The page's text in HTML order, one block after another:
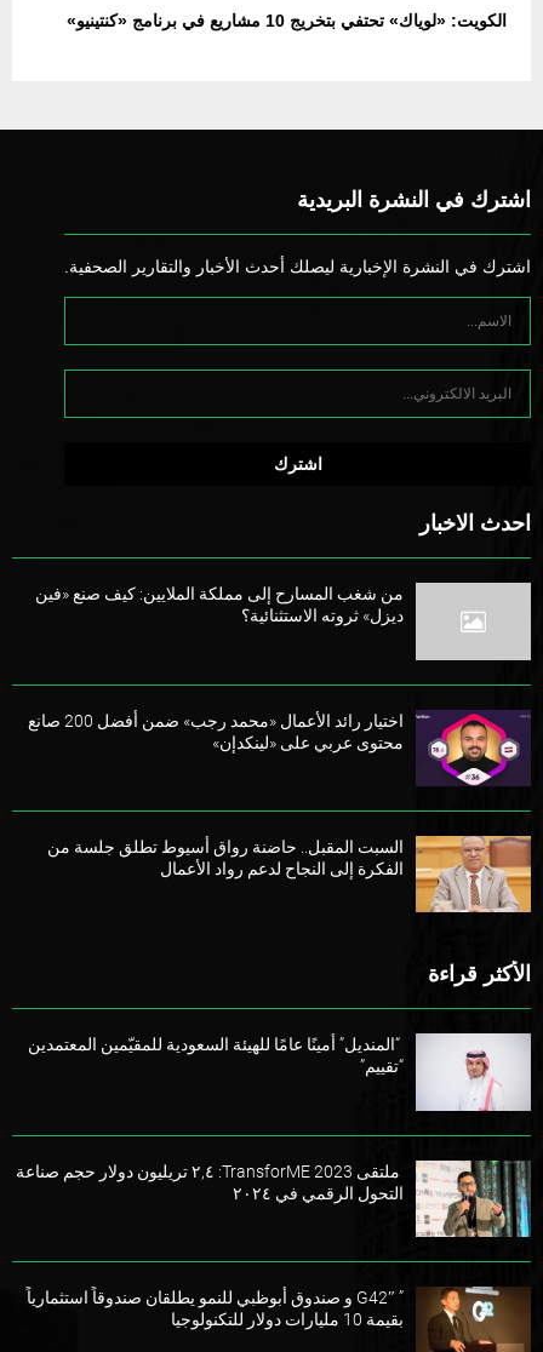
الكويت: «لوياك» تحتفي بتخريج 10 مشاريع في برنامج «كنتينيو»
اشترك في النشرة البريدية
اشترك في النشرة الإخبارية ليصلك أحدث الأخبار والتقارير الصحفية.
احدث الاخبار
من شغب المسارح إلى مملكة الملايين: كيف صنع «فين
ديزل» ثروته الاستثنائية؟
اختيار رائد الأعمال «محمد رجب» ضمن أفضل 200 صانع
محتوى عربي على «لينكدإن»
السبت المقبل.. حاضنة رواق أسيوط تطلق جلسة من
الفكرة إلى النجاح لدعم رواد الأعمال
الأكثر قراءة
“المنديل” أمينًا عامًا للهيئة السعودية للمقيّمين المعتمدين
“تقييم”
ملتقى TransforME 2023: ٢,٤ تريليون دولار حجم صناعة
التحول الرقمي في ٢٠٢٤
” G42″ و صندوق أبوظبي للنمو يطلقان صندوقاً استثمارياً
بقيمة 10 مليارات دولار للتكنولوجيا